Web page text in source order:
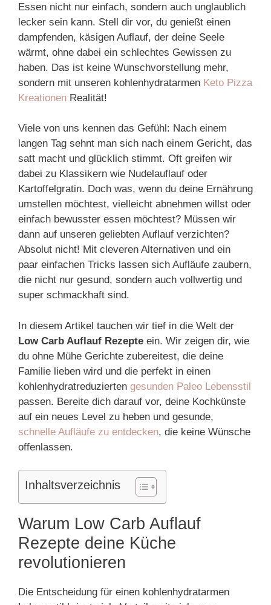
Essen nicht nur einfach, sondern auch unglaublich
lecker sein kann. Stell dir vor, du genießt einen
dampfenden, käsigen Auflauf, der deine Seele
wärmt, ohne dabei ein schlechtes Gewissen zu
haben. Das ist keine Wunschvorstellung mehr,
sondern mit unseren kohlenhydratarmen Keto Pizza
Kreationen Realität!
Viele von uns kennen das Gefühl: Nach einem
langen Tag sehnt man sich nach einem Gericht, das
satt macht und glücklich stimmt. Oft greifen wir
dabei zu Klassikern wie Nudelauflauf oder
Kartoffelgratin. Doch was, wenn du deine Ernährung
umstellen möchtest, vielleicht abnehmen willst oder
einfach bewusster essen möchtest? Müssen wir
dann auf unseren geliebten Auflauf verzichten?
Absolut nicht! Mit cleveren Alternativen und ein
paar einfachen Tricks lassen sich Aufläufe zaubern,
die nicht nur gesund, sondern auch vollwertig und
super schmackhaft sind.
In diesem Artikel tauchen wir tief in die Welt der
Low Carb Auflauf Rezepte ein. Wir zeigen dir, wie
du ohne Mühe Gerichte zubereitest, die deine
Familie lieben wird und die perfekt in einen
kohlenhydratreduzierten gesunden Paleo Lebensstil
passen. Bereite dich darauf vor, deine Kochkünste
auf ein neues Level zu heben und gesunde,
schnelle Aufläufe zu entdecken, die keine Wünsche
offenlassen.
Inhaltsverzeichnis
Warum Low Carb Auflauf
Rezepte deine Küche
revolutionieren
Die Entscheidung für einen kohlenhydratarmen